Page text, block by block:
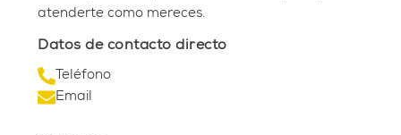
atenderte como mereces.
Datos de contacto directo
Teléfono
Email